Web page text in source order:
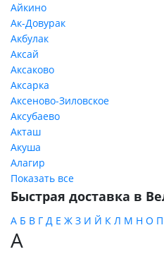
Айкино
Ак-Довурак
Акбулак
Аксай
Аксаково
Аксарка
Аксеново-Зиловское
Аксубаево
Акташ
Акуша
Алагир
Показать все
Быстрая доставка в
А Б В Г Д Е Ж З И Й К Л М Н О П
А